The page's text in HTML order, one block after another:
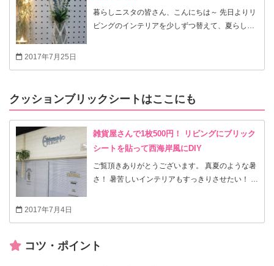
暮らしニスタの皆さん、こんにちは～ 先日よりリ
ビングのインテリアを少しずつ替えて、夏らしい
した。そこで、悩んだ時には100均で材料を！と
セリアでロープに近い糸を見つけました～。今回
も手芸本をもとに100均だけで作ってみましたの
で、これからマクラメ編みを始めたいと思われて
いるなら手軽にチャレンジできると思います。ま
ずはゆっくりご覧ください✨
2017年7月25日
クッションブリックシートはここにも
雑貨屋さんで1枚500円！ リビングにブリック
シートを貼って西海岸風にDIY
ご覧頂きありがとうございます。 真夏のような暑
さ！ 暑苦しいインテリアもすっきりさせたい！ そ
70×78cm、これならコスパもいい！ とりあえず5
2017年7月4日
コツ・ポイント